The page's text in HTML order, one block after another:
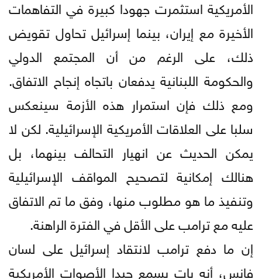
الأمريكية استثمرت جهودا كبيرة في التفاهمات
الأخيرة مع إيران، بينما إسرائيل تحاول تقويض
ذلك، على الرغم من أن المجتمع الدولي
والحكومة اللبنانية يدفعان باتجاه إنجاح الاتفاق.
ومع ذلك فإن استمرار هذه الأزمة سينعكس
سلبا على العلاقات الأمريكية الإسرائيلية. لكن لا
يمكن الحديث عن انهيار التحالف بينهما، بل
هنالك إمكانية لتصحيح المواقف الإسرائيلية
وتنفيذ ما هو مطلوب منها، وفق ما تم الاتفاق
عليه مع ترامب على الأقل في الفترة الراهنة.
إن ما دفع ترامب لانتقاد إسرائيل على لسان
فانس، أنه بات يسمع جيدا الأصوات الأمريكية